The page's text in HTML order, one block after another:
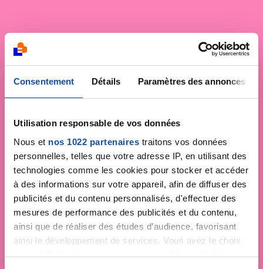
Consentement Détails Paramètres des annonces
Utilisation responsable de vos données
Nous et nos 1022 partenaires traitons vos données
personnelles, telles que votre adresse IP, en utilisant des
technologies comme les cookies pour stocker et accéder
à des informations sur votre appareil, afin de diffuser des
publicités et du contenu personnalisés, d'effectuer des
mesures de performance des publicités et du contenu,
ainsi que de réaliser des études d’audience, favorisant
ainsi le développement de services. Vous avez le choix
quant à l'utilisation de vos données et à leurs finalités.